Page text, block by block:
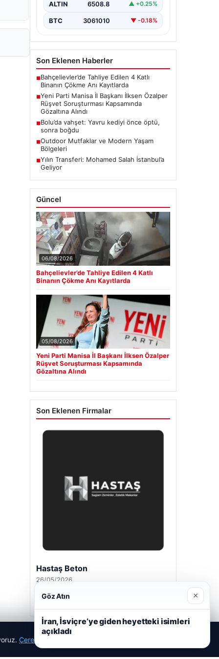
rüşvet soruşturmasında dikkat
Manisa…
ALTIN 6508.8 ▲ +0.25%
BTC 3061010 ▼ -0.18%
Son Eklenen Haberler
■Bahçelievler’de Tahliye Edilen 4 Katlı
Binanın Çökme Anı Kayıtlarda
■Yeni Parti Manisa İl Başkanı İlksen Özalper
Rüşvet Soruşturması Kapsamında
Gözaltına Alındı
■Bolu’da vahşet: Yavru kediyi önce öptü,
sonra boğdu
■Outdoor Mutfaklar ve Modern Yaşam
Bölgeleri
■Yılın Transferi: Mohamed Salah İstanbul’a
Geliyor
Güncel
06/08/2026
Bahçelievler’de Tahliye Edilen 4 Katlı
Binanın Çökme Anı Kayıtlarda
05/08/2026
Yeni Parti Manisa İl Başkanı İlksen Özalper
Rüşvet Soruşturması Kapsamında
Gözaltına Alındı
Son Eklenen Firmalar
Hastaş Beton
26/05/2026
Çerez Politikamız
Göz Atın ×
İran, İsviçre’ye giden heyetteki isimleri
açıkladı